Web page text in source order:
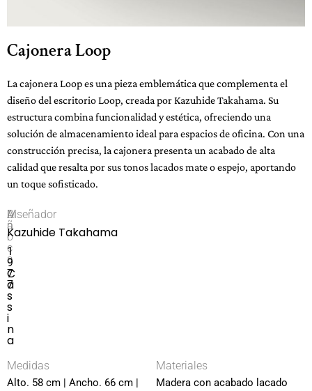
Cajonera Loop
La cajonera Loop es una pieza emblemática que complementa el
diseño del escritorio Loop, creada por Kazuhide Takahama. Su
estructura combina funcionalidad y estética, ofreciendo una
solución de almacenamiento ideal para espacios de oficina. Con una
construcción precisa, la cajonera presenta un acabado de alta
calidad que resalta por sus tonos lacados mate o espejo, aportando
un toque sofisticado.
M
a
r
c
a
C
a
s
s
i
n
a
A
ñ
o
1
9
7
7
Diseñador
Kazuhide Takahama
Medidas
Alto. 58 cm | Ancho. 66 cm |
Materiales
Madera con acabado lacado